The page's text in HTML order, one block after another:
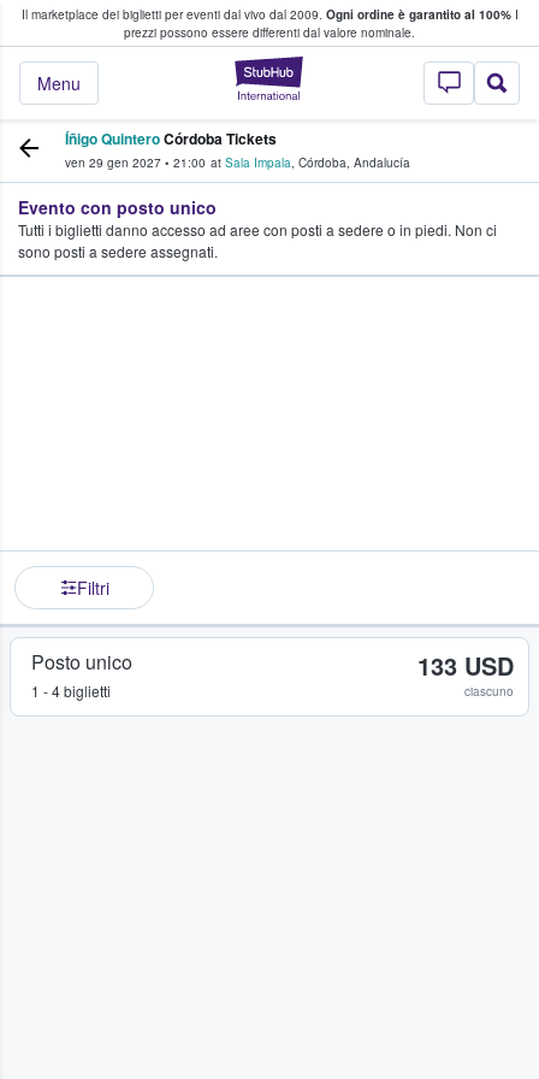
Il marketplace dei biglietti per eventi dal vivo dal 2009. Ogni ordine è garantito al 100%I
prezzi possono essere differenti dal valore nominale.
StubHub - Dove
Menu
fan comprano e vendono biglietti
Íñigo QuinteroCórdoba Tickets
ven 29 gen 2027 • 21:00 at Sala Impala, Córdoba, Andalucía
Evento con posto unico
Tutti i biglietti danno accesso ad aree con posti a sedere o in piedi. Non ci
sono posti a sedere assegnati.
Filtri
Posto unico
1 - 4 biglietti
133 USD
ciascuno